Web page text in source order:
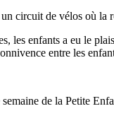
circuit de vélos où
les enfants a eu le
entre les
de la Petite